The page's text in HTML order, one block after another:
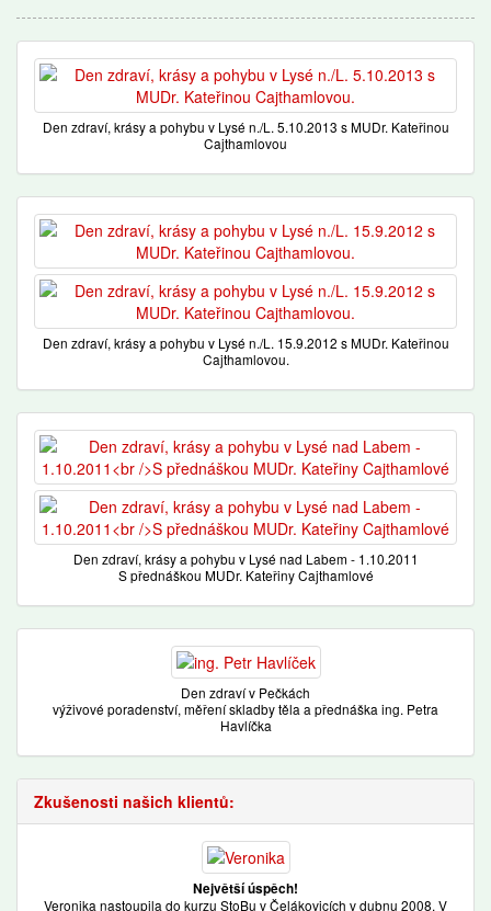
Den zdraví, krásy a pohybu v Lysé n./L. 5.10.2013 s MUDr. Kateřinou
Cajthamlovou
Den zdraví, krásy a pohybu v Lysé n./L. 15.9.2012 s MUDr. Kateřinou
Cajthamlovou.
Den zdraví, krásy a pohybu v Lysé nad Labem - 1.10.2011
S přednáškou MUDr. Kateřiny Cajthamlové
Den zdraví v Pečkách
výživové poradenství, měření skladby těla a přednáška ing. Petra
Havlíčka
Zkušenosti našich klientů:
Největší úspěch!
Veronika nastoupila do kurzu StoBu v Čelákovicích v dubnu 2008. V